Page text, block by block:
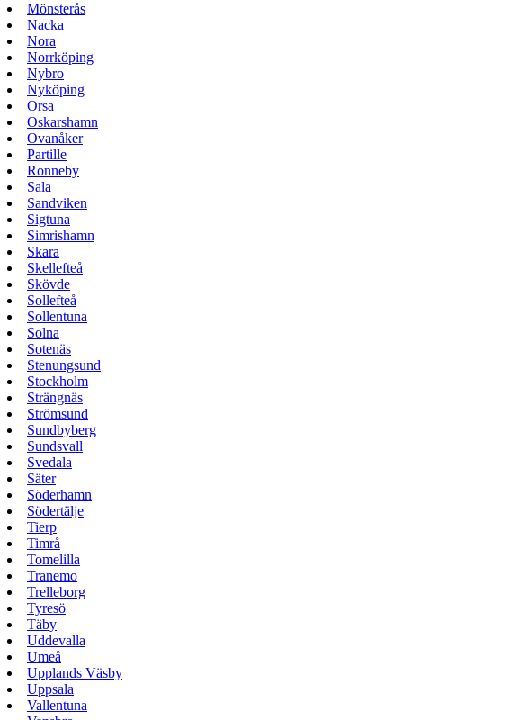
Mönsterås
Nacka
Nora
Norrköping
Nybro
Nyköping
Orsa
Oskarshamn
Ovanåker
Partille
Ronneby
Sala
Sandviken
Sigtuna
Simrishamn
Skara
Skellefteå
Skövde
Sollefteå
Sollentuna
Solna
Sotenäs
Stenungsund
Stockholm
Strängnäs
Strömsund
Sundbyberg
Sundsvall
Svedala
Säter
Söderhamn
Södertälje
Tierp
Timrå
Tomelilla
Tranemo
Trelleborg
Tyresö
Täby
Uddevalla
Umeå
Upplands Väsby
Uppsala
Vallentuna